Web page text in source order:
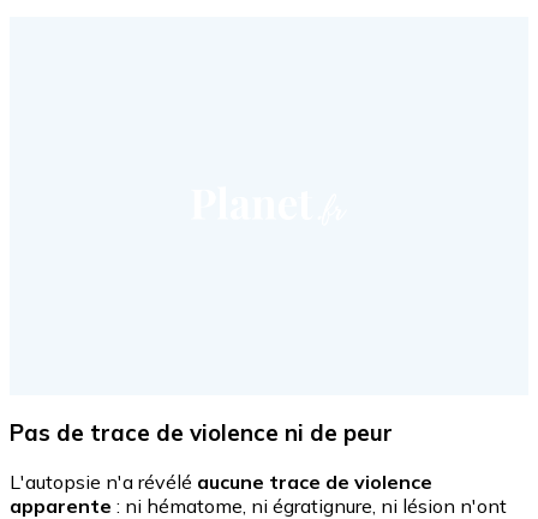
Pas de trace de violence ni de peur
L'autopsie n'a révélé aucune trace de violence
apparente : ni hématome, ni égratignure, ni lésion n'ont